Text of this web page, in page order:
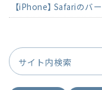
【iPhone】 Safariのバ